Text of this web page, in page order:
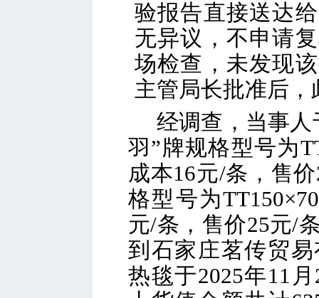
验报告直接送达
无异议，不申请
场检查，未发现
主管局长批准后
经调查，当事人
羽”牌规格型号为
成本16元/条，售
格型号为
元/条，售价25元/
到石家庄茗传贸
热毯于2025年11